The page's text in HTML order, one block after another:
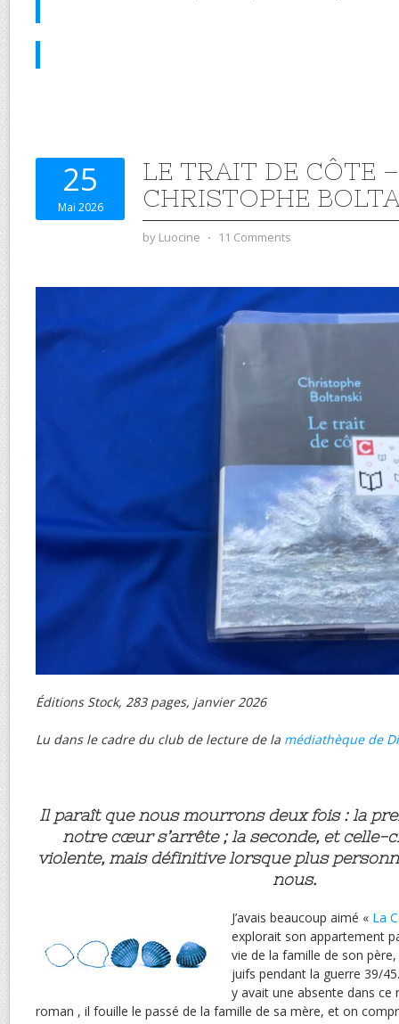
25
Mai 2026
LE TRAIT DE CÔTE –
CHRISTOPHE
by Luocine ⋅ 11 Comments
Éditions Stock, 283 pages, janvier 2026
Lu dans le cadre du club de lecture de la médiathèque de
Il paraît que nous mourrons deux fois : la
notre cœur s’arrête ; la seconde, et celle-
violente, mais définitive lorsque plus
nous.
J’avais beaucoup aimé « La
explorait son appartement
vie de la famille de son
juifs pendant la guerre 39/
y avait une absente dans ce
roman , il fouille le passé de la famille de sa mère, et on